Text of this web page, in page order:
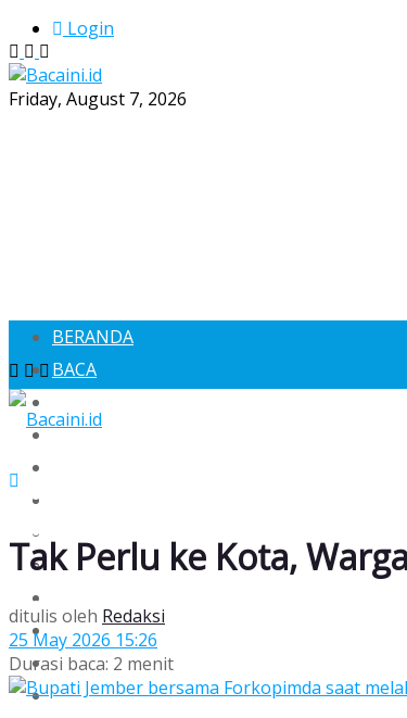
Login
Friday, August 7, 2026
BERANDA
BACA
EKONOMI
TEKNO & SAINS
PLURAL
HISTORIA
INFORIAL
BERANDA
BACAGAYA
OPINI
TEKNO & SAINS
Tak Perlu ke Kota,
ditulis oleh Redaksi
25 May 2026 15:26
Durasi baca: 2 menit